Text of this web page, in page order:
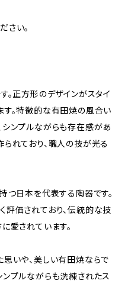
さい。
。正方形のデザインがスタイ
す。特徴的な有田焼の風合い
シンプルながらも存在感があ
れており、職人の技が光る
日本を代表する陶器です。
評価されており、伝統的な技
愛されています。
いや、美しい有田焼ならで
ンプルながらも洗練されたス